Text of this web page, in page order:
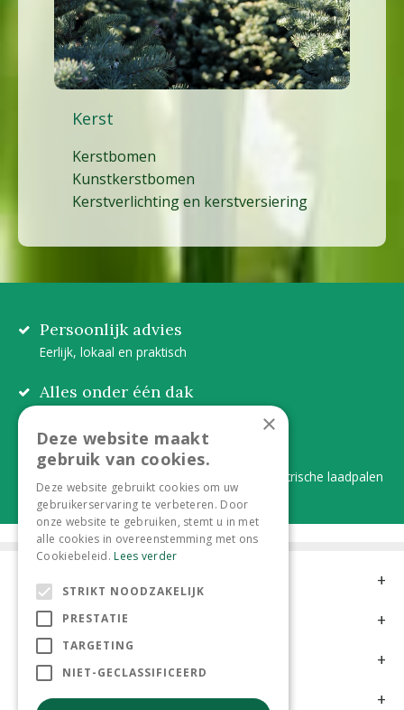
Kerst
Kerstbomen
Kunstkerstbomen
Kerstverlichting en kerstversiering
Persoonlijk advies
Eerlijk, lokaal en praktisch
Alles onder één dak
Duurzaam en dorpsgemak
Lever je statiegeldflessen bij ons in én elektrische laadpalen
Contact
Openingstijden
Meer informatie
Klantervaringen
×
Deze website maakt
gebruik van cookies.
Deze website gebruikt cookies om uw
gebruikerservaring te verbeteren. Door
onze website te gebruiken, stemt u in met
alle cookies in overeenstemming met ons
Cookiebeleid. Lees verder
STRIKT NOODZAKELIJK
PRESTATIE
TARGETING
NIET-GECLASSIFICEERD